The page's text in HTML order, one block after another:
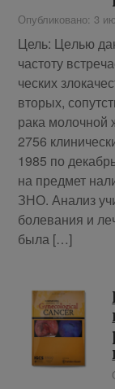
Опубликовано: 3
Цель: Це­лью
ча­сто­ту
че­ских
вто­рых,
ра­ка
2756
1985 по
на пред­мет
ЗНО. Ана­лиз
боле­ва­ния и
бы­ла […]